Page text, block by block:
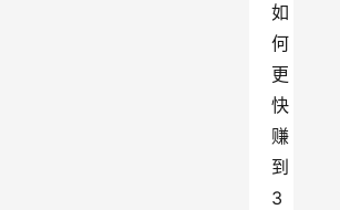
如
何
更
快
赚
到
3